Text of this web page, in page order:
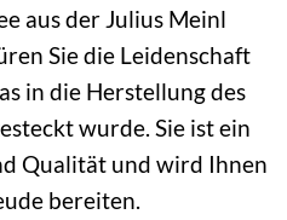
aus der Julius Meinl
Sie die Leidenschaft
in die Herstellung des
wurde. Sie ist ein
Qualität und wird Ihnen
bereiten.